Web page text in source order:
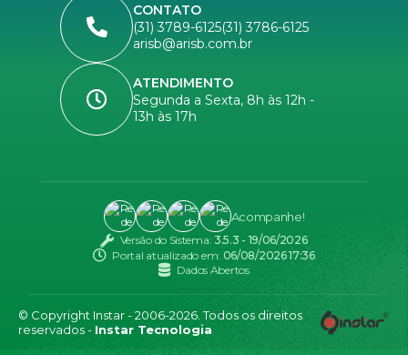
CONTATO
(31) 3789-6125(31) 3786-6125
arisb@arisb.com.br
ATENDIMENTO
Segunda a Sexta, 8h às 12h -
13h às 17h
Versão do Sistema: 3.5.3 - 19/06/2026
Portal atualizado em: 06/08/2026 17:36
Dados Abertos
Acompanhe!
© Copyright Instar - 2006-2026. Todos os direitos
reservados - Instar Tecnologia